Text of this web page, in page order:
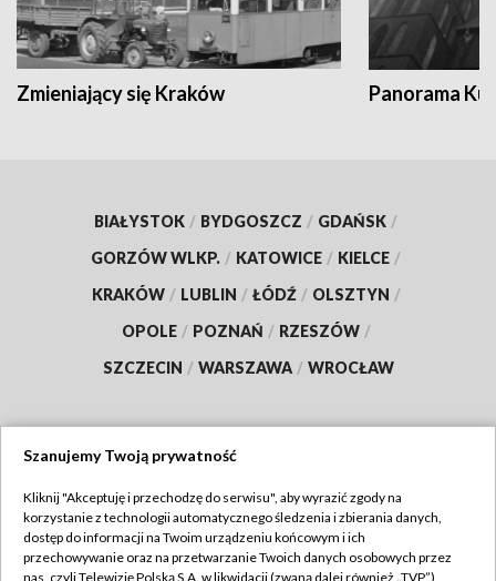
Zmieniający się Kraków Panorama
BIAŁYSTOK / BYDGOSZCZ / GDAŃSK /
GORZÓW WLKP. / KATOWICE / KIELCE /
KRAKÓW / LUBLIN / ŁÓDŹ / OLSZTYN /
OPOLE / POZNAŃ / RZESZÓW /
SZCZECIN / WARSZAWA / WROCŁAW
TVP
Abonament TVP
Regulamin TVP
Szanujemy Twoją prywatność
Kliknij "Akceptuję i przechodzę do serwisu", aby wyrazić zgody na
korzystanie z technologii automatycznego śledzenia i zbierania danych,
dostęp do informacji na Twoim urządzeniu końcowym i ich
przechowywanie oraz na przetwarzanie Twoich danych osobowych przez
nas, czyli Telewizję Polską S.A. w likwidacji (zwaną dalej również „TVP”),